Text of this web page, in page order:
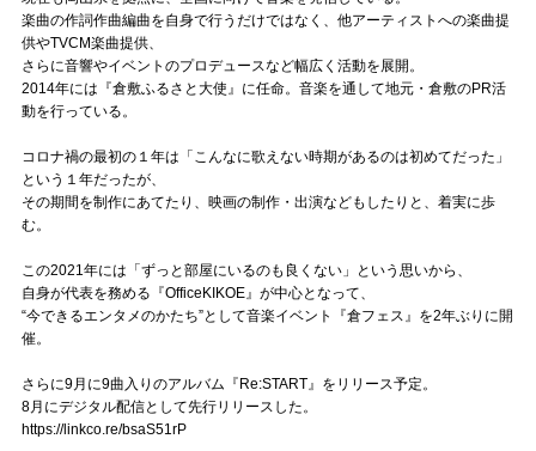
Follow us
Official SNS
楽曲の作詞作曲編曲を自身で行うだけではなく、他アーティストへの楽曲提
供やTVCM楽曲提供、
さらに音響やイベントのプロデュースなど幅広く活動を展開。
2014年には『倉敷ふるさと大使』に任命。音楽を通して地元・倉敷のPR活
動を行っている。
コロナ禍の最初の１年は「こんなに歌えない時期があるのは初めてだった」
という１年だったが、
その期間を制作にあてたり、映画の制作・出演などもしたりと、着実に歩
む。
この2021年には「ずっと部屋にいるのも良くない」という思いから、
自身が代表を務める『OfficeKIKOE』が中心となって、
“今できるエンタメのかたち”として音楽イベント『倉フェス』を2年ぶりに開
催。
さらに9月に9曲入りのアルバム『Re:START』をリリース予定。
8月にデジタル配信として先行リリースした。
https://linkco.re/bsaS51rP